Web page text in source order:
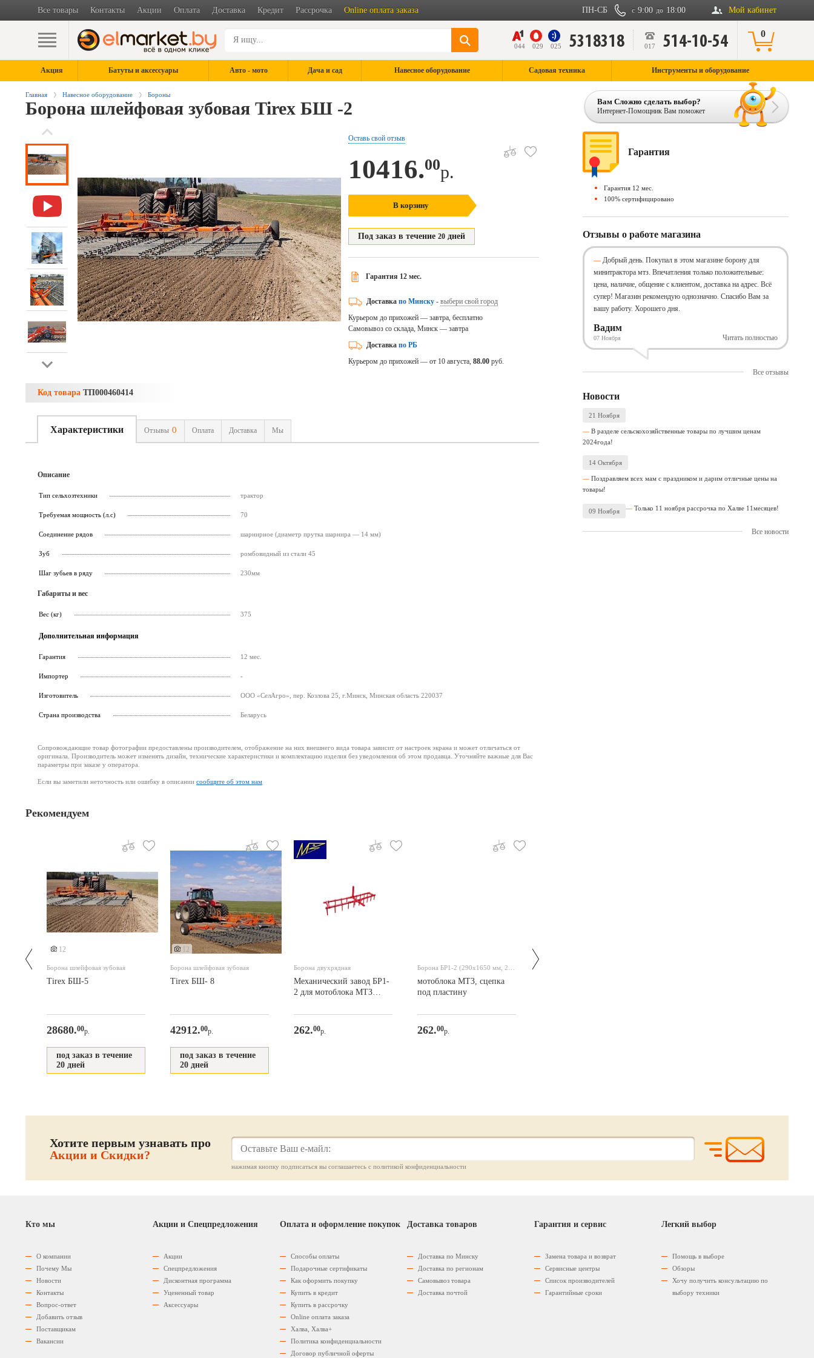
Все товары Контакты Акции Оплата Доставка Кредит Рассрочка Online оплата заказа Мой кабинет
с 9:00 до 18:00
ПН-СБ
044 029 025 5318318 017 514-10-54 0
Акция Батуты и аксессуары Авто - мото Дача и сад Навесное оборудование Садовая техника Инструменты и оборудование
Главная Навесное оборудование Бороны
Борона шлейфовая зубовая Tirex БШ -2 Вам Сложно сделать выбор?
Интернет-Помощник Вам поможет
Оставь свой отзыв
10416.00р.
В корзину
Под заказ в течение 20дней
Гарантия 12 мес.
Доставка по Минску- выбери свой город
Курьером до прихожей — завтра, бесплатно
Самовывоз со склада, Минск — завтра
Доставка по РБ
Курьером до прихожей — от 10 августа, 88.00 руб.
Код товара ТП000460414
Характеристики Отзывы 0 Оплата Доставка Мы
Описание
Тип сельхозтехники трактор
Требуемая мощность (л.с) 70
Соединение рядов шарнирное (диаметр прутка шарнира — 14 мм)
Зуб ромбовидный из стали 45
Шаг зубьев в ряду 230мм
Габариты и вес
Вес (кг) 375
Дополнительная информация
Гарантия 12 мес.
Импортер -
Изготовитель ООО «СелАгро», пер. Козлова 25, г.Минск, Минская область 220037
Страна производства Беларусь
Сопровождающие товар фотографии предоставлены производителем, отображение на них внешнего вида товара зависит от настроек экрана и может отличаться от
оригинала. Производитель может изменять дизайн, технические характеристики и комплектацию изделия без уведомления об этом продавца. Уточняйте важные для Вас
параметры при заказе у оператора.
Если вы заметили неточность или ошибку в описании сообщите об этом нам
Рекомендуем
12
Еще 3 фото
Борона шлейфовая зубовая
Tirex БШ-5
28680.00р.
под заказ в течение
20 дней
12
Еще 3 фото
Борона шлейфовая зубовая
Tirex БШ- 8
42912.00р.
под заказ в течение
20 дней
Борона двухрядная
Механический завод БР1-
2 для мотоблока МТЗ
262.00р.
Борона БР1-2 (290х1650 мм, 2-х
мотоблока МТЗ, сцепка
под пластину
262.00р.
Гарантия
Гарантия 12 мес.
100% сертифицировано
Отзывы о работе магазина
Добрый день. Покупал в этом магазине борону для
минитрактора мтз. Впечатления только положительные:
цена, наличие, общение с клиентом, доставка на адрес. Всё
супер! Магазин рекомендую однозначно. Спасибо Вам за
вашу работу. Хорошего дня.
Вадим
07 Ноября Читать полностью
Все отзывы
Новости
21 Ноября
В разделе сельскохозяйственные товары по лучшим ценам
2024года!
14 Октября
Поздравляем всех мам с праздником и дарим отличные цены на
товары!
09 Ноября Только 11 ноября рассрочка по Халве 11месяцев!
Все новости
Хотите первым узнавать про
Акции и Скидки?
нажимая кнопку подписаться вы соглашаетесь с политикой конфиденциальности
Кто мы
О компании
Почему Мы
Новости
Контакты
Вопрос-ответ
Добавить отзыв
Поставщикам
Вакансии
Акции и Спецпредложения
Акции
Спецпредложения
Дисконтная программа
Уцененный товар
Аксессуары
Оплата и оформление покупок
Способы оплаты
Подарочные сертификаты
Как оформить покупку
Купить в кредит
Купить в рассрочку
Оnline оплата заказа
Халва, Халва+
Политика конфиденциальности
Договор публичной оферты
Доставка товаров
Доставка по Минску
Доставка по регионам
Самовывоз товара
Доставка почтой
Гарантия и сервис
Замена товара и возврат
Сервисные центры
Список производителей
Гарантийные сроки
Легкий выбор
Помощь в выборе
Обзоры
Хочу получить консультацию по
выбору техники